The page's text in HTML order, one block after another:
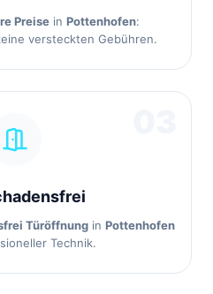
Preisein Pottenhofen:
versteckten Gebühren.
Türöffnung in Pottenhofen
Technik.